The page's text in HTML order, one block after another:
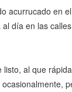
acurrucado en
día en las
al que